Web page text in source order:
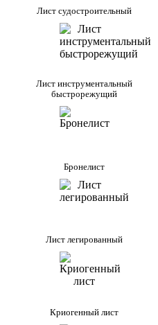
Лист судостроительный
Лист инструментальный
быстрорежущий
Бронелист
Лист легированный
Криогенный лист